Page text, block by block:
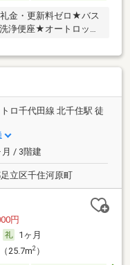
金・更新料ゼロ★バス
浄便座★オートロック
ロ千代田線 北千住駅 徒
/ 3階建
立区千住河原町
円
1ヶ月
25.7m2）